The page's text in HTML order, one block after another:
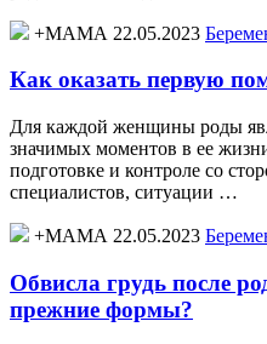
+МАМА 22.05.2023
Как оказать первую
Для каждой женщины роды
значимых моментов в ее
подготовке и контроле со
специалистов, ситуации …
+МАМА 22.05.2023
Обвисла грудь после
прежние формы?